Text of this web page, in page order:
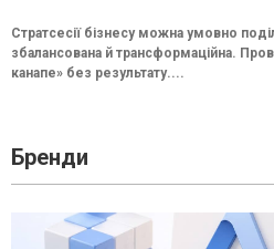
Стратсесії бізнесу можна умовно
збалансована й трансформаційна.
канапе» без результату....
Бренди